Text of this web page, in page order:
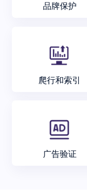
品牌保护
爬行和索引
广告验证